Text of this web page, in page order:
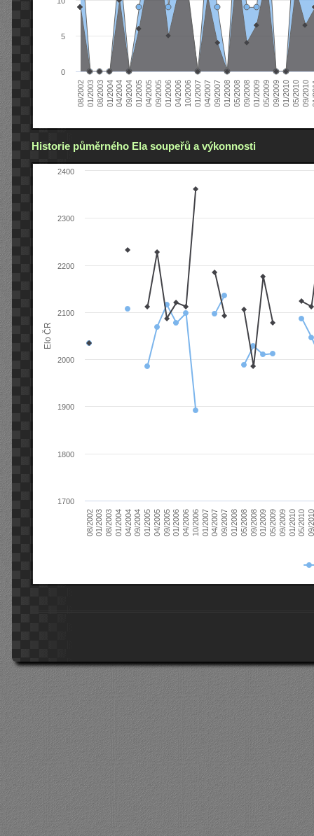
08/200201/200308/200301/200404/200409/200401/200504/200509/200501/200604/200610/200601/200704/200709/200701/200805/200809/200801/200905/200909/200901/201005/201009/2010
0
5
Historie půměrného Ela soupeřů a výkonnosti
Elo ČR
08/200201/200308/200301/200404/200409/200401/200504/200509/200501/200604/200610/200601/200704/200709/200701/200805/200809/200801/200905/200909/200901/201005/201009/
1700
1800
1900
2000
2100
2200
2300
2400